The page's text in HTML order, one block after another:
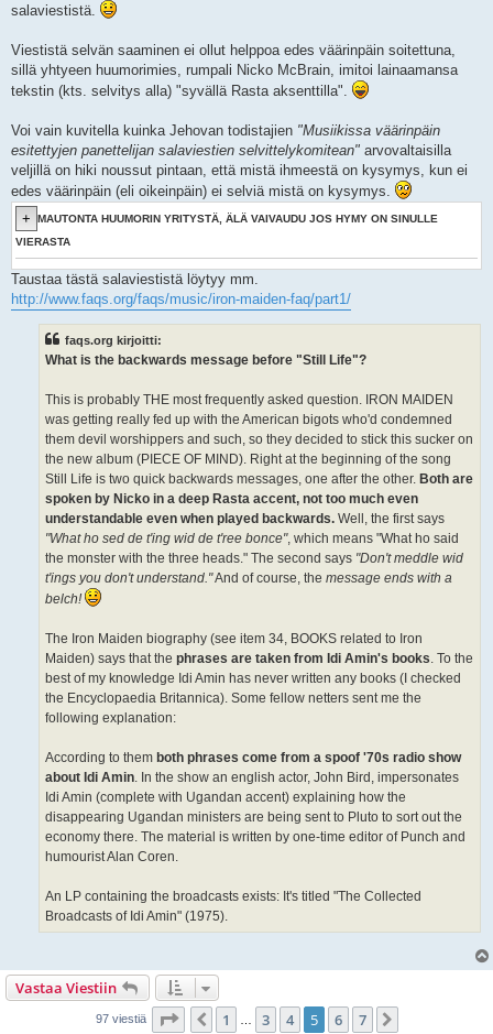
salaviestistä.
Viestistä selvän saaminen ei ollut helppoa edes väärinpäin soitettuna,
sillä yhtyeen huumorimies, rumpali Nicko McBrain, imitoi lainaamansa
tekstin (kts. selvitys alla) "syvällä Rasta aksenttilla".
Voi vain kuvitella kuinka Jehovan todistajien "Musiikissa väärinpäin
esitettyjen panettelijan salaviestien selvittelykomitean" arvovaltaisilla
veljillä on hiki noussut pintaan, että mistä ihmeestä on kysymys, kun ei
edes väärinpäin (eli oikeinpäin) ei selviä mistä on kysymys.
MAUTONTA HUUMORIN YRITYSTÄ, ÄLÄ VAIVAUDU JOS HYMY ON SINULLE
VIERASTA
Taustaa tästä salaviestistä löytyy mm.
http://www.faqs.org/faqs/music/iron-maiden-faq/part1/
faqs.org kirjoitti:
What is the backwards message before "Still Life"?
This is probably THE most frequently asked question. IRON MAIDEN
was getting really fed up with the American bigots who'd condemned
them devil worshippers and such, so they decided to stick this sucker on
the new album (PIECE OF MIND). Right at the beginning of the song
Still Life is two quick backwards messages, one after the other. Both are
spoken by Nicko in a deep Rasta accent, not too much even
understandable even when played backwards. Well, the first says
"What ho sed de t'ing wid de t'ree bonce", which means "What ho said
the monster with the three heads." The second says "Don't meddle wid
t'ings you don't understand."And of course, the message ends with a
belch!
The Iron Maiden biography (see item 34, BOOKS related to Iron
Maiden) says that the phrases are taken from Idi Amin's books. To the
best of my knowledge Idi Amin has never written any books (I checked
the Encyclopaedia Britannica). Some fellow netters sent me the
following explanation:
According to them both phrases come from a spoof '70s radio show
about Idi Amin. In the show an english actor, John Bird, impersonates
Idi Amin (complete with Ugandan accent) explaining how the
disappearing Ugandan ministers are being sent to Pluto to sort out the
economy there. The material is written by one-time editor of Punch and
humourist Alan Coren.
An LP containing the broadcasts exists: It's titled "The Collected
Broadcasts of Idi Amin" (1975).
Vastaa Viestiin
97 viestiä Sivu /7
Edellinen
1 3 4 5 6 7